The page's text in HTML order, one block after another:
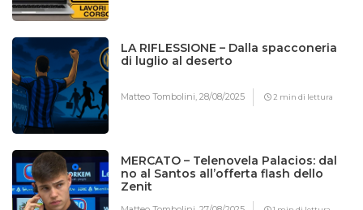
LA RIFLESSIONE – Dalla spacconeria
di luglio al deserto
Matteo Tombolini,28/08/2025 2 min di lettura
MERCATO – Telenovela Palacios: dal
no al Santos all’offerta flash dello
Zenit